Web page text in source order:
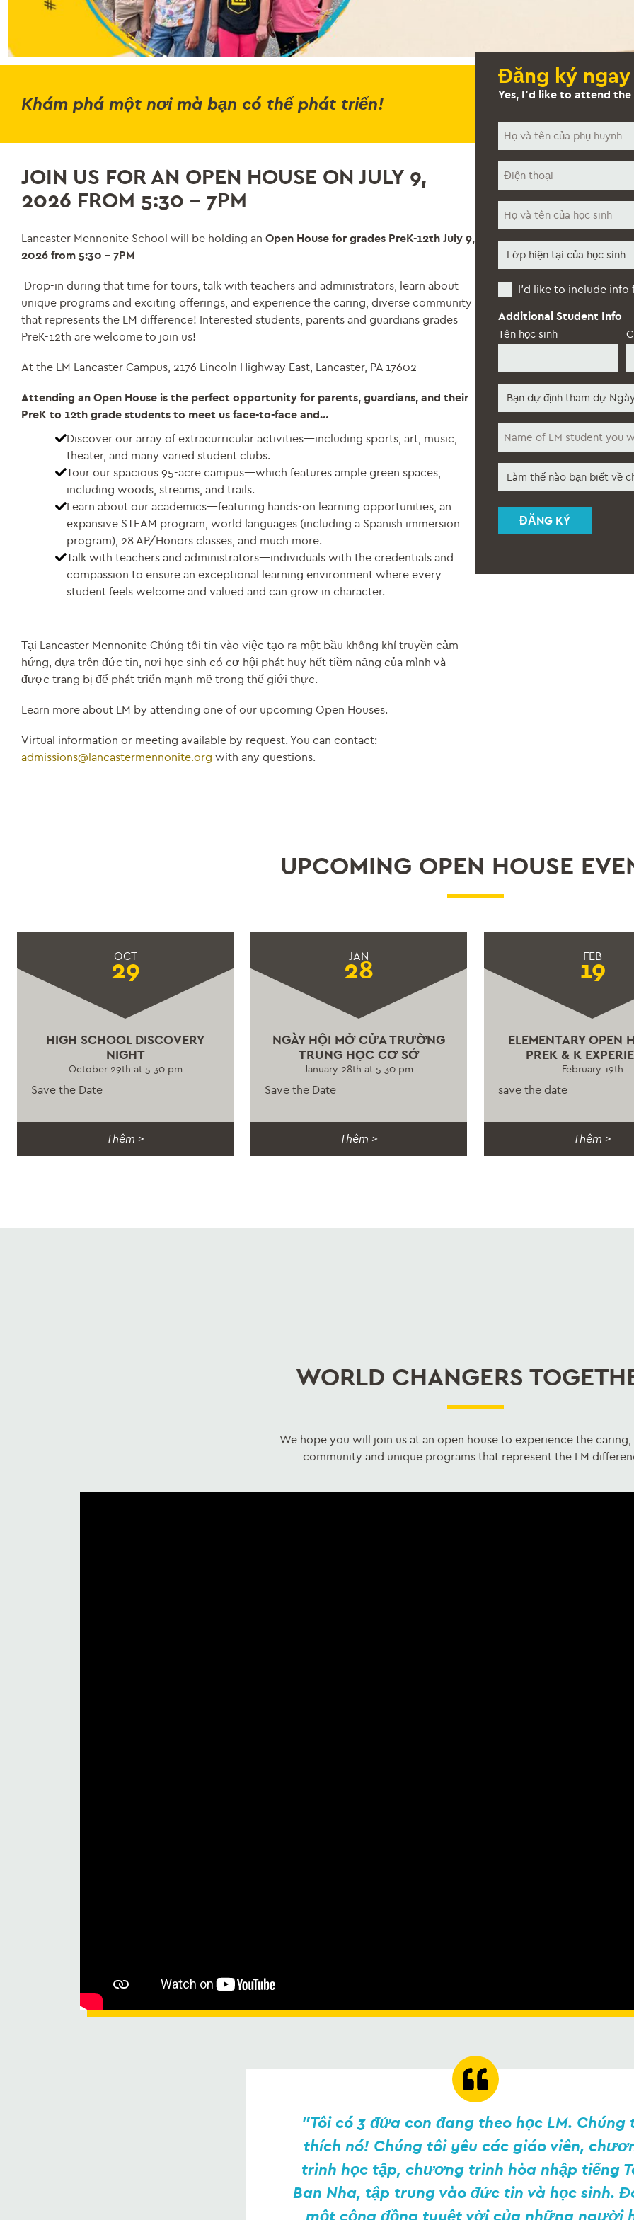
Khám phá một nơi mà bạn có thể phát triển!
JOIN US FOR AN OPEN HOUSE ON JULY 9,
2026 FROM 5:30 – 7PM
Lancaster Mennonite School will be holding an Open House for grades PreK-12th July 9,
2026 from 5:30 – 7PM
Drop-in during that time for tours, talk with teachers and administrators, learn about
unique programs and exciting offerings, and experience the caring, diverse community
that represents the LM difference! Interested students, parents and guardians grades
PreK-12th are welcome to join us!
At the LM Lancaster Campus, 2176 Lincoln Highway East, Lancaster, PA 17602
Attending an Open House is the perfect opportunity for parents, guardians, and their
PreK to 12th grade students to meet us face-to-face and…
Discover our array of extracurricular activities—including sports, art, music,
theater, and many varied student clubs.
Tour our spacious 95-acre campus—which features ample green spaces,
including woods, streams, and trails.
Learn about our academics—featuring hands-on learning opportunities, an
expansive STEAM program, world languages (including a Spanish immersion
program), 28 AP/Honors classes, and much more.
Talk with teachers and administrators—individuals with the credentials and
compassion to ensure an exceptional learning environment where every
student feels welcome and valued and can grow in character.
Tại Lancaster Mennonite Chúng tôi tin vào việc tạo ra một bầu không khí truyền cảm
hứng, dựa trên đức tin, nơi học sinh có cơ hội phát huy hết tiềm năng của mình và
được trang bị để phát triển mạnh mẽ trong thế giới thực.
Learn more about LM by attending one of our upcoming Open Houses.
Virtual information or meeting available by request. You can contact:
admissions@lancastermennonite.org with any questions.
Đăng ký
Yes, I’d like to attend
của
bạn
thoại
học
sinh
hiện
tại
của
học
sinh
Additional
Students
I’d like to include
Additional Student Info
Tên học sinh
open
house
you
attend
of
LM
student
you
like
shadow
did
you
hear
about
us?
UPCOMING OPEN HOUSE
OCT
29
HIGH SCHOOL DISCOVERY
NIGHT
October 29th at 5:30 pm
Save the Date
Thêm >
JAN
28
NGÀY HỘI MỞ CỬA TRƯỜNG
TRUNG HỌC CƠ SỞ
January 28th at 5:30 pm
Save the Date
Thêm >
FEB
19
ELEMENTARY OPEN
PREK & K
February 19th
save the date
Thêm >
WORLD CHANGERS
We hope you will join us at an open house to experience the caring,
community and unique programs that represent the LM
"Tôi có 3 đứa con đang theo học LM. Chúng
thích nó! Chúng tôi yêu các giáo viên,
trình học tập, chương trình hòa nhập tiếng
Ban Nha, tập trung vào đức tin và học sinh.
một cộng đồng tuyệt vời của những người